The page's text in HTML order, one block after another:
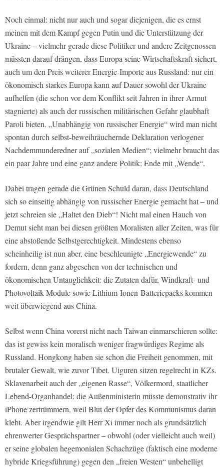
Noch einmal: nicht nur auch und sogar diejenigen, die es ernst
meinen mit dem Kampf gegen Putin und die Unterstützung der
Ukraine – vielmehr gerade diese Politiker und andere Zeitgenossen
müssten darauf drängen, dass Europa seine Wirtschaftskraft sichert,
auch um den Preis weiterer Energie-Importe aus Russland: nur ein
ökonomisch starkes Europa kann auf Dauer sowohl der Ukraine
aufhelfen (die schon vor dem Konflikt seit Jahren in ihrer Armut
stagnierte) als auch der russischen militärischen Gefahr glaubhaft
Paroli bieten. „Unabhängig von russischer Energie“ wird man nicht
spontan durch selbst-beweihräuchernde Deklaration verlogener
Nachdemmunderedner auf „sozialen Medien“; vielmehr braucht das
ein paar Jahre und eine ganz andere Politik: Ende mit „Wende“.
Dabei tragen gerade die Grünen Schuld daran, dass Deutschland
sich so einseitig abhängig von russischer Energie gemacht hat – und
jetzt schreien sie „Haltet den Dieb“! Nicht mal einen Hauch von
Demut sieht man bei diesen größten Moralisten aller Zeiten, was für
eine abstoßende Selbstgerechtigkeit. Mindestens ebenso
scheinheilig ist nun aber, eine beschleunigte „Energiewende“ zu
fordern, denn ganz abgesehen von der technischen und
ökonomischen Untauglichkeit: die Zutaten dafür, Windkraft- und
Photovoltaik-Module sowie Lithium-Ionen-Batteriepacks kommen
weit überwiegend aus China.
Selbst wenn China vorerst nicht nach Taiwan einmarschieren sollte:
das ist gewiss kein moralisch weniger fragwürdiges Regime als
Russland. Hongkong haben sie schon die Freiheit genommen, mit
brutaler Gewalt, wie zuvor Tibet. Uiguren sitzen regelrecht in KZs.
Sklavenarbeit auch der „eigenen Rasse“, Völkermord, staatlicher
Lebend-Organhandel: die Außenministerin müsste demonstrativ ihr
iPhone zertrümmern, weil Blut der Opfer des Kommunismus daran
klebt. Aber irgendwie gilt Herr Xi immer noch als grundsätzlich
ehrenwerter Gesprächspartner – obwohl (oder vielleicht auch weil)
er seine globalen hegemonialen Schachzüge (faktisch eine moderne
hybride Kriegsführung) gegen den „freien Westen“ unbehelligt